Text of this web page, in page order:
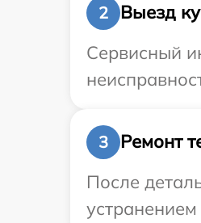
2
Выезд
Сервисный
3
Ремонт
После